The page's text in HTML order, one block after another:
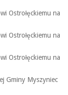
Ostrołęckiemu na
Ostrołęckiemu na
Ostrołęckiemu na
Gminy Myszyniec